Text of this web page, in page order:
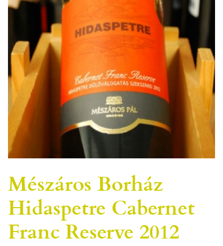
Mészáros Borház
Hidaspetre Cabernet
Franc Reserve 2012